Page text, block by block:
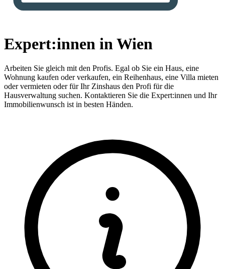
Expert:innen in Wien
Arbeiten Sie gleich mit den Profis. Egal ob Sie ein Haus, eine
Wohnung kaufen oder verkaufen, ein Reihenhaus, eine Villa mieten
oder vermieten oder für Ihr Zinshaus den Profi für die
Hausverwaltung suchen. Kontaktieren Sie die Expert:innen und Ihr
Immobilienwunsch ist in besten Händen.